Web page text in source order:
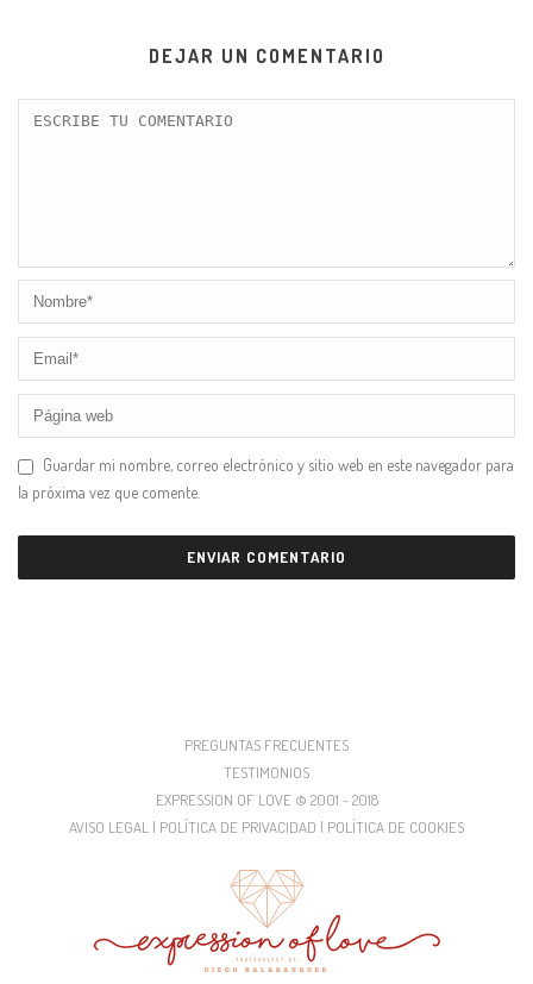
DEJAR UN COMENTARIO
Guardar mi nombre, correo electrónico y sitio web en este navegador para
la próxima vez que comente.
PREGUNTAS FRECUENTES
TESTIMONIOS
EXPRESSION OF LOVE © 2001 - 2018
AVISO LEGAL | POLÍTICA DE PRIVACIDAD | POLÍTICA DE COOKIES